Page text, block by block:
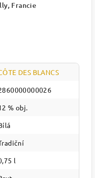
Francie
DES BLANCS
% obj.
l